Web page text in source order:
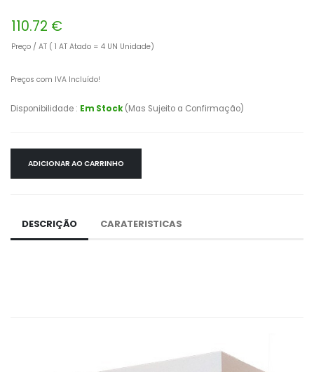
110.72 €
Preço / AT ( 1 AT Atado = 4 UN Unidade)
Preços com IVA Incluído!
Disponibilidade : Em Stock(Mas Sujeito a Confirmação)
ADICIONAR AO CARRINHO
DESCRIÇÃO CARATERISTICAS